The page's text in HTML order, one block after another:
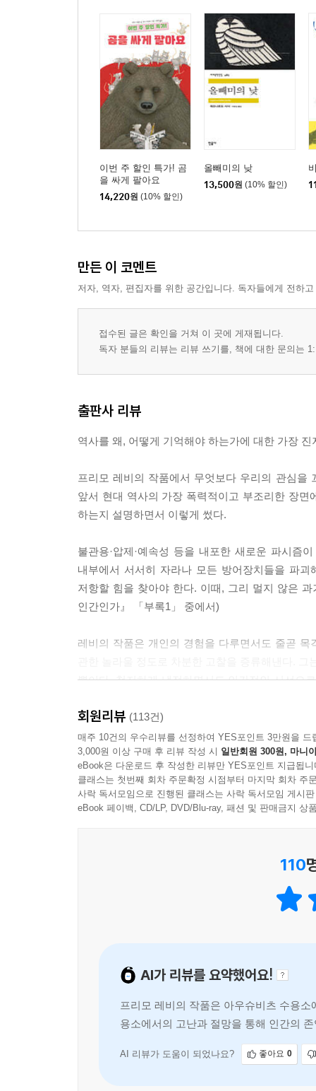
이번 주 할인 특가! 곰
을 싸게 팔아요
14,220원 (10% 할인)
올빼미의 낮
13,500원 (10% 할인)
만든 이 코멘트
저자, 역자, 편집자를 위한 공간입니다. 독자들에게 전하
접수된 글은 확인을 거쳐 이 곳에 게재됩니다.
독자 분들의 리뷰는 리뷰 쓰기를, 책에 대한 문의는
출판사 리뷰
역사를 왜, 어떻게 기억해야 하는가에 대한 가장 진
프리모 레비의 작품에서 무엇보다 우리의 관심
앞서 현대 역사의 가장 폭력적이고 부조리한 장
하는지 설명하면서 이렇게 썼다.
불관용·압제·예속성 등을 내포한 새로운 파시
내부에서 서서히 자라나 모든 방어장치들을 파
저항할 힘을 찾아야 한다. 이때, 그리 멀지 않은
인간인가』 「부록1」 중에서)
레비의 작품은 개인의 경험을 다루면서도 줄곧
뿐이다. 철저하게 냉정하면서도 인간적인 시선으
그것은 우리로 하여금 그 고통을 인간의 차원으
애초에 그가 목격한 광기와 폭력의 본질은 개인
정확히 표현했듯이, 사악한 한 마리 괴물에게서
때문이다.
그들의 생각은 대개 비정상적이거나 어리석거
사람들, 아무런 의문 없이 믿고 복종할 준비
근본적이고 보편적으로 현대 ‘인간’ 그 자체의
걸음 더 나아가 그 증언이 전달되지 않을지 모른
이러한 레비의 치열하고 섬세한 성찰은 과거의
회원리뷰 (113건)
매주 10건의 우수리뷰를 선정하여 YES포인트 3만원을 드
3,000원 이상 구매 후 리뷰 작성 시 일반회원 300원, 마니
eBook은 다운로드 후 작성한 리뷰만 YES포인트 지급됩니
클래스는 첫번째 회차 주문확정 시점부터 마지막 회차 주
사락 독서모임으로 진행된 클래스는 사락 독서모임 게시
eBook 페이백, CD/LP, DVD/Blu-ray, 패션 및 판매금지 상
110
AI가 리뷰를 요약했어요!
프리모 레비의 작품은 아우슈비츠 수용
용소에서의 고난과 절망을 통해 인간의
책은 아우슈비츠에서 강제노역을 했던 생